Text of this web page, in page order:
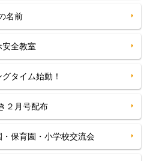
名前
全教室
タイム始動！
２月号配布
保育園・小学校交流会